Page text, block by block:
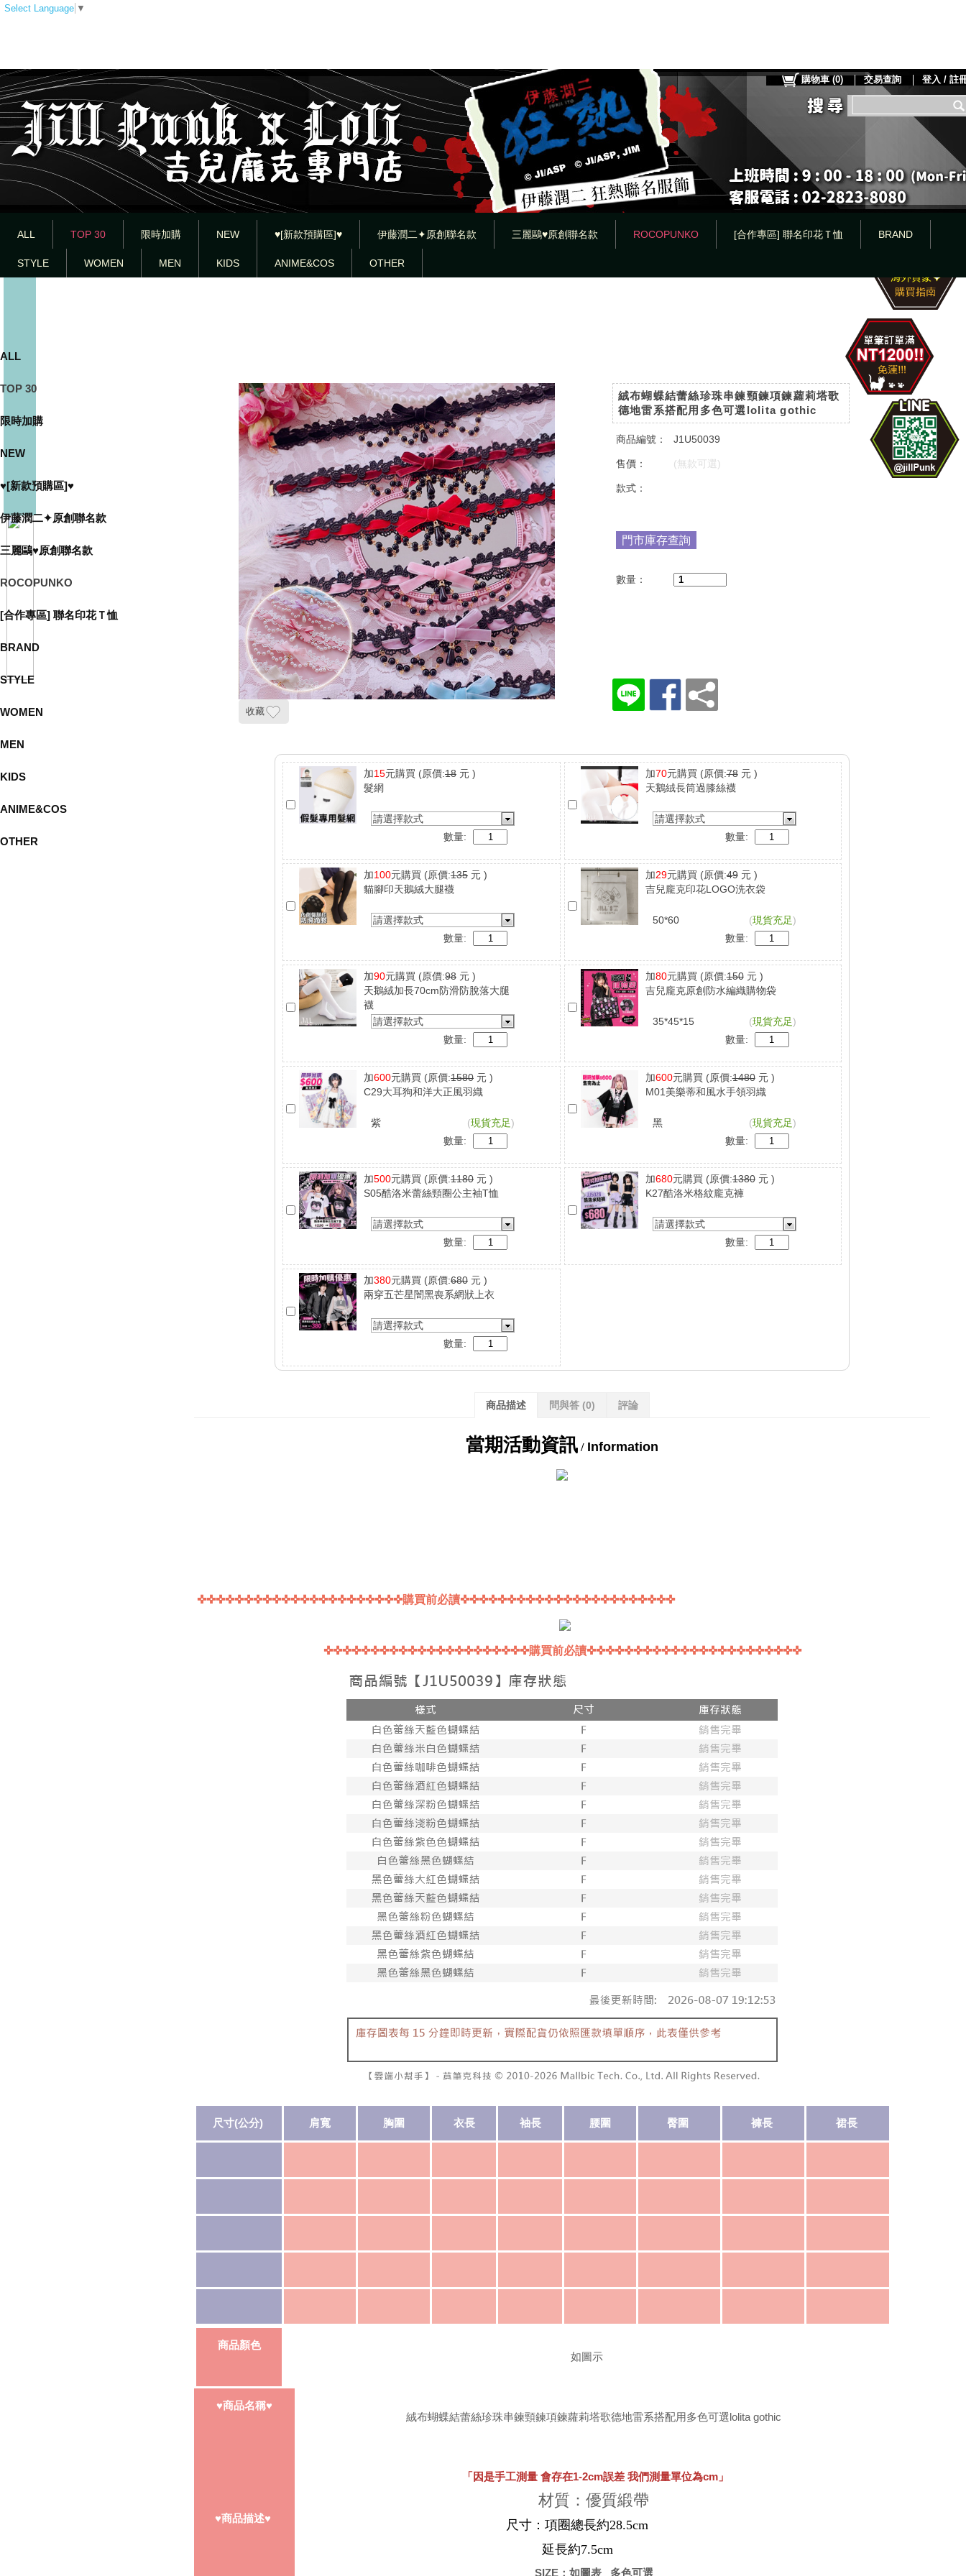
Select Language ▼
ALL TOP 30 限時加購 NEW ♥[新款預購區]♥ 伊藤潤二✦原創聯名款 三麗鷗♥原創聯名款 ROCOPUNKO [合作專區] 聯名印花Ｔ恤 BRAND
STYLE WOMEN MEN KIDS ANIME&COS OTHER
購物車 (0) 交易查詢 登入 / 註
ALL
TOP 30
限時加購
NEW
♥[新款預購區]♥
伊藤潤二✦原創聯名款
三麗鷗♥原創聯名款
ROCOPUNKO
[合作專區] 聯名印花Ｔ恤
BRAND
STYLE
WOMEN
MEN
KIDS
ANIME&COS
OTHER
收藏
絨布蝴蝶結蕾絲珍珠串鍊頸鍊項鍊蘿莉塔歌
德地雷系搭配用多色可選lolita gothic
商品編號： J1U50039
售價： (無款可選)
款式：
門市庫存查詢
數量：
加15元購買 (原價:18 元 )
髮網
請選擇款式
數量:
加70元購買 (原價:78元 )
天鵝絨長筒過膝絲襪
請選擇款式
數量:
加100元購買 (原價:135 元 )
貓腳印天鵝絨大腿襪
請選擇款式
數量:
加29元購買 (原價:49元 )
吉兒龐克印花LOGO洗衣袋
50*60 (現貨充足)
數量:
加90元購買 (原價:98 元 )
天鵝絨加長70cm防滑防脫落大腿
襪
請選擇款式
數量:
加80元購買 (原價:150元 )
吉兒龐克原創防水編織購物袋
35*45*15 (現貨充足)
數量:
加600元購買 (原價:1580 元 )
C29大耳狗和洋大正風羽織
紫 (現貨充足)
數量:
加600元購買 (原價:1480元 )
M01美樂蒂和風水手領羽織
黑 (現貨充足)
數量:
加500元購買 (原價:1180 元 )
S05酷洛米蕾絲頸圈公主袖T恤
請選擇款式
數量:
加680元購買 (原價:1380元 )
K27酷洛米格紋龐克褲
請選擇款式
數量:
加380元購買 (原價:680 元 )
兩穿五芒星闇黑喪系網狀上衣
請選擇款式
數量:
商品描述 問與答 (0) 評論